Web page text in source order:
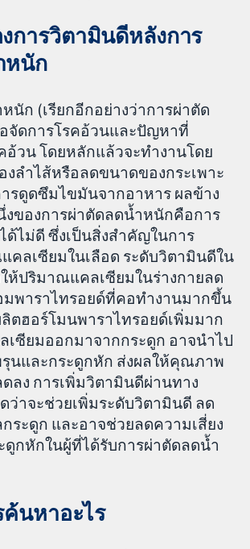
การวิตามินดีหลังการ
หนัก
นัก (เรียกอีกอย่างว่าการผ่าตัด
อจัดการโรคอ้วนและปัญหาที่
อ้วน โดยหลักแล้วจะทำงานโดย
งลำไส้หรือลดขนาดของกระเพาะ
รดูดซึมไขมันจากอาหาร ผลข้าง
งของการผ่าตัดลดน้ำหนักคือการ
ไม่ดี ซึ่งเป็นสิ่งสำคัญในการ
ลเซียมในเลือด ระดับวิตามินดีใน
ห้ปริมาณแคลเซียมในร่างกายลด
มพาราไทรอยด์ที่คอทำงานมากขึ้น
ตฮอร์โมนพาราไทรอยด์เพิ่มมาก
เซียมออกมาจากกระดูก อาจนำไป
นและกระดูกหัก ส่งผลให้คุณภาพ
ลง การเพิ่มวิตามินดีผ่านทาง
ว่าจะช่วยเพิ่มระดับวิตามินดี ลด
ระดูก และอาจช่วยลดความเสี่ยง
ดูกหักในผู้ที่ได้รับการผ่าตัดลดน้ำ
ค้นหาอะไร